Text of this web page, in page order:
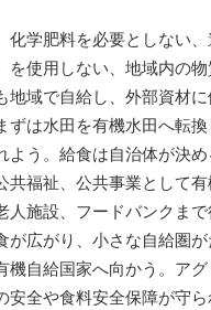
学肥料を必要としない、
を使用しない、地域内の物
地域で自給し、外部資材
ずは水田を有機水田へ転
よう。給食は自治体が決め
共福祉、公共事業として有
人施設、フードバンクま
が広がり、小さな自給圏
機自給国家へ向かう。ア
安全や食料安全保障が守ら